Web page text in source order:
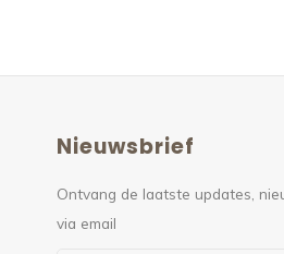
Nieuwsbrief
Ontvang de laatste updates,
via email